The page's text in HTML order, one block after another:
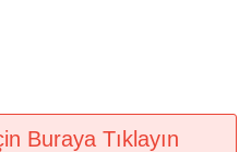
Buraya Tıklayın